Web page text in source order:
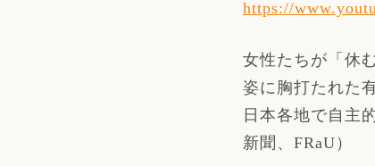
https://
女性たちが「休
姿に胸打たれた
日本各地で自主
新聞、FRaU）